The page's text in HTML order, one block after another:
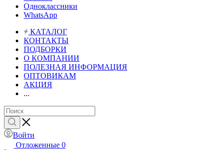
Одноклассники
WhatsApp
КАТАЛОГ
КОНТАКТЫ
ПОДБОРКИ
О КОМПАНИИ
ПОЛЕЗНАЯ ИНФОРМАЦИЯ
ОПТОВИКАМ
АКЦИЯ
...
Войти
Отложенные 0